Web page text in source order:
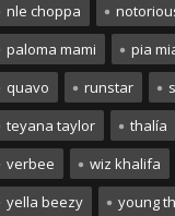
nle choppa
paloma mami
pia
quavo
runstar
teyana taylor
thalía
verbee
wiz khalifa
yella beezy
young